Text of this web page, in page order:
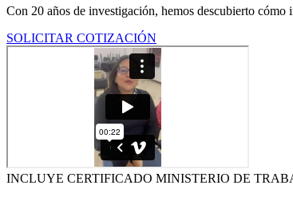
Con 20 años de investigación, hemos descubierto cómo
SOLICITAR COTIZACIÓN
INCLUYE CERTIFICADO MINISTERIO DE